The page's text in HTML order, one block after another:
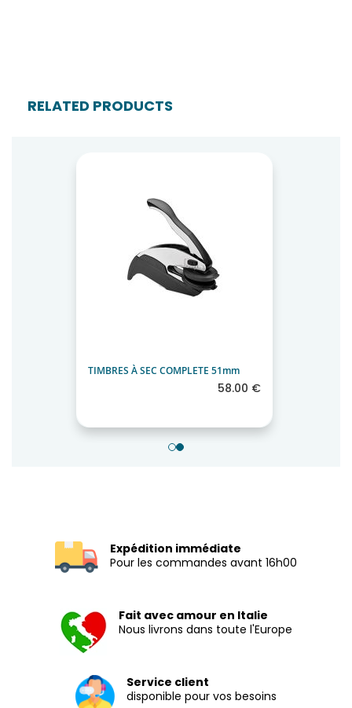
RELATED PRODUCTS
TIMBRES À SEC COMPLETE 51mm
58.00 €
Expédition immédiate
Pour les commandes avant 16h00
Fait avec amour en Italie
Nous livrons dans toute l'Europe
Service client
disponible pour vos besoins